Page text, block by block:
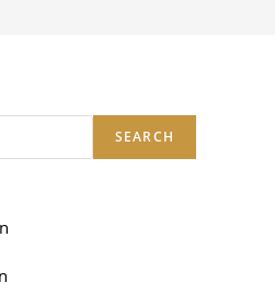
SEARCH